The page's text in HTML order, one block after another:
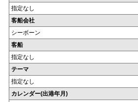
指定なし
客船会社
シーボーン
客船
指定なし
テーマ
指定なし
カレンダー(出港年月)